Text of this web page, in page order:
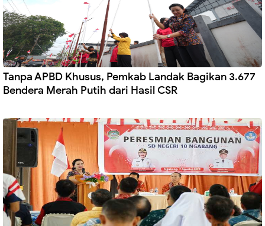
Tanpa APBD Khusus, Pemkab Landak Bagikan 3.677
Bendera Merah Putih dari Hasil CSR